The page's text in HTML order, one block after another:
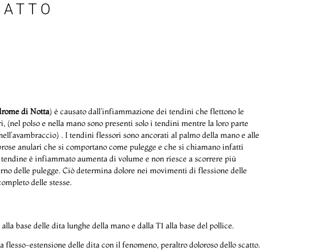
di Notta) è causato dall’infiammazione dei tendini che flettono le
(nel polso e nella mano sono presenti solo i tendini mentre la loro parte
. I tendini flessori sono ancorati al palmo della mano e alle
anulari che si comportano come pulegge e che si chiamano infatti
è infiammato aumenta di volume e non riesce a scorrere più
delle pulegge. Ciò determina dolore nei movimenti di flessione delle
delle stesse.
base delle dita lunghe della mano e dalla T1 alla base del pollice.
estensione delle dita con il fenomeno, peraltro doloroso dello scatto.